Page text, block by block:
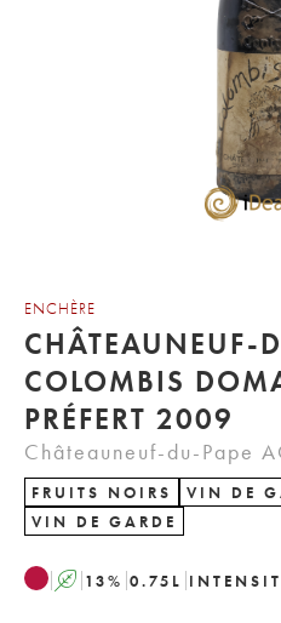
ENCHÈRE
CHÂTEAUNEUF-
COLOMBIS
PRÉFERT 2009
Châteauneuf-du-Pape
FRUITS NOIRS
VIN DE
VIN DE GARDE
A 13% 0.75 L